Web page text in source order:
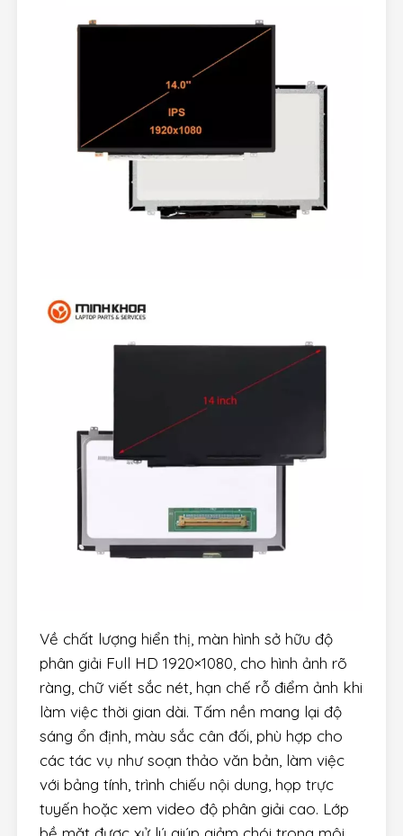
Về chất lượng hiển thị, màn hình sở hữu độ
phân giải Full HD 1920×1080, cho hình ảnh rõ
ràng, chữ viết sắc nét, hạn chế rỗ điểm ảnh khi
làm việc thời gian dài. Tấm nền mang lại độ
sáng ổn định, màu sắc cân đối, phù hợp cho
các tác vụ như soạn thảo văn bản, làm việc
với bảng tính, trình chiếu nội dung, họp trực
tuyến hoặc xem video độ phân giải cao. Lớp